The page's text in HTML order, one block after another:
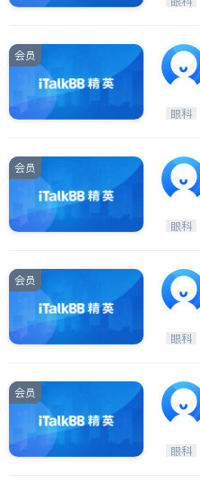
会员
眼科
会员
眼科
会员
眼科
会员
眼科